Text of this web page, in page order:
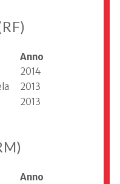
Anno
2014
2013
2013
Anno